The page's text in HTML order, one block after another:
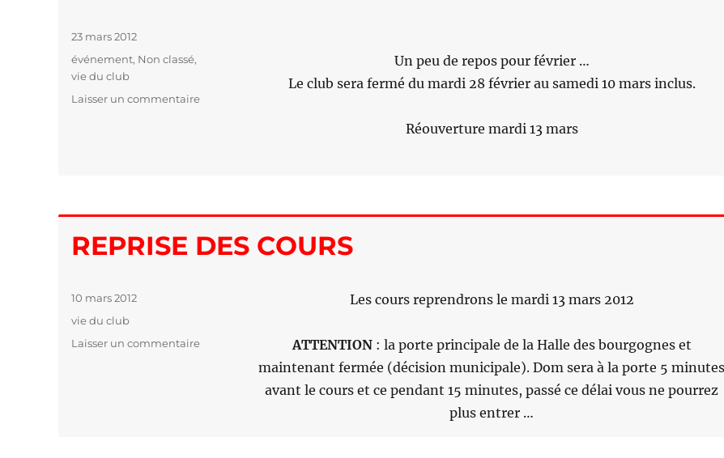
Un peu de repos pour février …
Le club sera fermé du mardi 28 février au samedi 10 mars inclus.
Réouverture mardi 13 mars
Publié
le
23 mars 2012
Catégories
événement, Non classé,
vie du club
Laisser un commentaire
REPRISE DES COURS
Les cours reprendrons le mardi 13 mars 2012
ATTENTION: la porte principale de la Halle des bourgognes et
maintenant fermée (décision municipale). Dom sera à la porte 5 minutes
avant le cours et ce pendant 15 minutes, passé ce délai vous ne pourrez
plus entrer …
Publié
le
10 mars 2012
Catégories
vie du club
Laisser un commentaire